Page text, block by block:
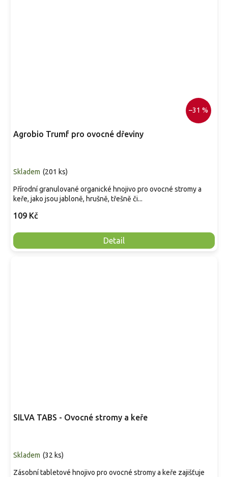
–31 %
Agrobio Trumf pro ovocné dřeviny
Skladem (201 ks)
109 Kč
Detail
Přírodní granulované organické hnojivo pro ovocné stromy a
keře, jako jsou jabloně, hrušně, třešně či...
SILVA TABS - Ovocné stromy a keře
Skladem (32 ks)
Zásobní tabletové hnojivo pro ovocné stromy a keře zajišťuje